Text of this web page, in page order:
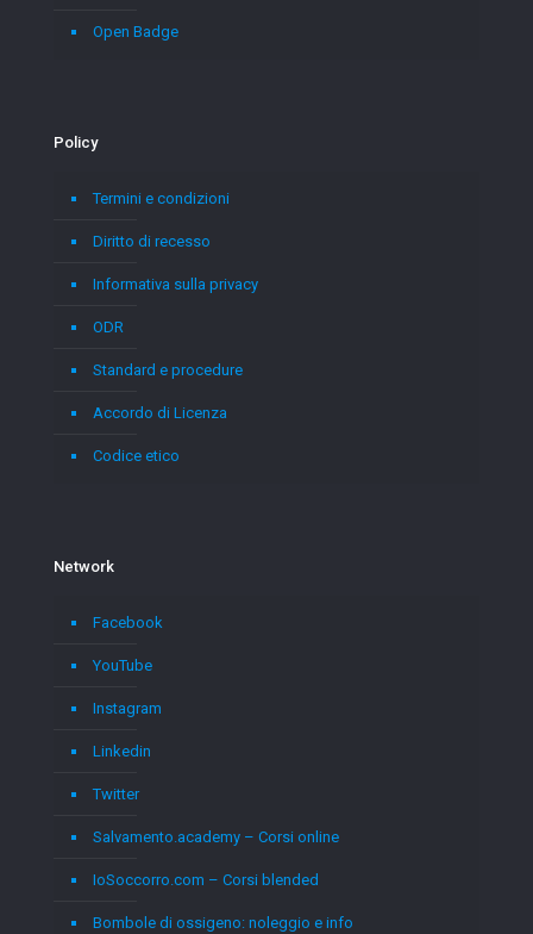
Open Badge
Policy
Termini e condizioni
Diritto di recesso
Informativa sulla privacy
ODR
Standard e procedure
Accordo di Licenza
Codice etico
Network
Facebook
YouTube
Instagram
Linkedin
Twitter
Salvamento.academy – Corsi online
IoSoccorro.com – Corsi blended
Bombole di ossigeno: noleggio e info